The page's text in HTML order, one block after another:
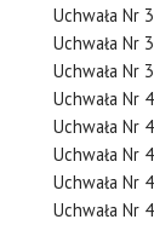
Uchwała Nr
Uchwała Nr
Uchwała Nr
Uchwała Nr
Uchwała Nr
Uchwała Nr
Uchwała Nr
Uchwała Nr